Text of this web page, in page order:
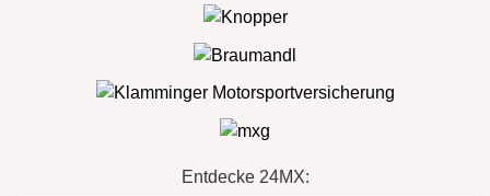
Entdecke 24MX: